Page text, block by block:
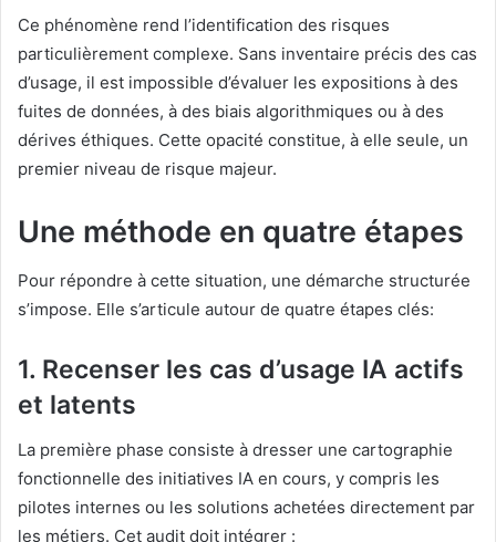
Ce phénomène rend l’identification des risques
particulièrement complexe. Sans inventaire précis des cas
d’usage, il est impossible d’évaluer les expositions à des
fuites de données, à des biais algorithmiques ou à des
dérives éthiques. Cette opacité constitue, à elle seule, un
premier niveau de risque majeur.
Une méthode en quatre étapes
Pour répondre à cette situation, une démarche structurée
s’impose. Elle s’articule autour de quatre étapes clés:
1. Recenser les cas d’usage IA actifs
et latents
La première phase consiste à dresser une cartographie
fonctionnelle des initiatives IA en cours, y compris les
pilotes internes ou les solutions achetées directement par
les métiers. Cet audit doit intégrer :